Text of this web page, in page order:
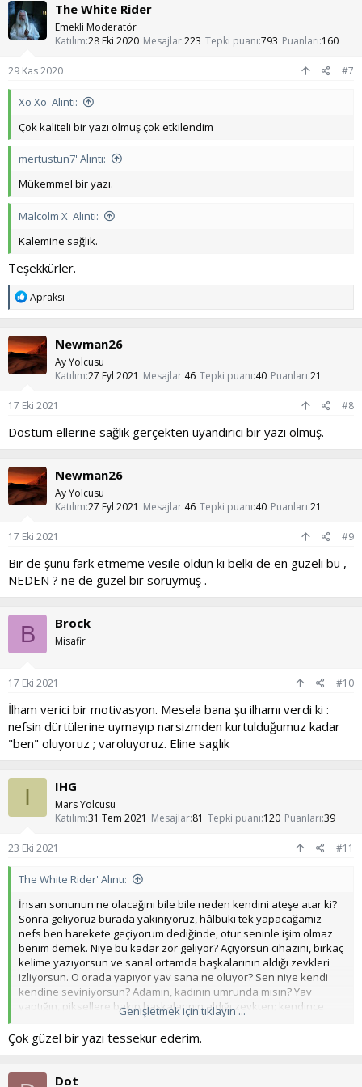
i
l
e
The White Rider
Emekli Moderatör
Katılım 28 Eki 2020 Mesajlar223 Tepki puanı 793 Puanları 160
29 Kas 2020 #7
Xo Xo' Alıntı:
Çok kaliteli bir yazı olmuş çok etkilendim
mertustun7' Alıntı:
Mükemmel bir yazı.
Malcolm X' Alıntı:
Kalemine sağlık.
Teşekkürler.
T
p
k
i
l
e
Apraksi
Newman26
Ay Yolcusu
Katılım 27 Eyl 2021 Mesajlar 46 Tepki puanı 40 Puanları 21
17 Eki 2021 #8
Dostum ellerine sağlık gerçekten uyandırıcı bir yazı olmuş.
Newman26
Ay Yolcusu
Katılım 27 Eyl 2021 Mesajlar 46 Tepki puanı 40 Puanları 21
17 Eki 2021 #9
Bir de şunu fark etmeme vesile oldun ki belki de en güzeli bu ,
NEDEN ? ne de güzel bir soruymuş .
B Brock
Misafir
17 Eki 2021 #10
İlham verici bir motivasyon. Mesela bana şu ilhamı verdi ki :
nefsin dürtülerine uymayıp narsizmden kurtulduğumuz kadar
"ben" oluyoruz ; varoluyoruz. Eline saglık
I IHG
Mars Yolcusu
Katılım 31 Tem 2021 Mesajlar 81 Tepki puanı 120 Puanları 39
23 Eki 2021 #11
The White Rider' Alıntı:
İnsan sonunun ne olacağını bile bile neden kendini ateşe atar ki?
Sonra geliyoruz burada yakınıyoruz, hâlbuki tek yapacağamız
nefs ben harekete geçiyorum dediğinde, otur seninle işim olmaz
benim demek. Niye bu kadar zor geliyor? Açıyorsun cihazını, birkaç
kelime yazıyorsun ve sanal ortamda başkalarının aldığı zevkleri
izliyorsun. O orada yapıyor yav sana ne oluyor? Sen niye kendi
kendine seviniyorsun? Adamın, kadının umrunda mısın? Yav
yaptığın, piksellere bakıp başkalarının aldığı zevkten; kendince
zevk aldığını sanıp onların kölesi olmak. Evet yaptığın bu. E o
zaman bile bile niye yine yapıyorsun, niye her defasında
yapmayacağım; artık yeter diyip kendini gaza getirip, yine gidip
cefasını çekiyorsun. Yazık değil mi gençliğine? Niye gerçeklerden
Genişletmek için tıklayın ...
Çok güzel bir yazı tessekur ederim.
Dot